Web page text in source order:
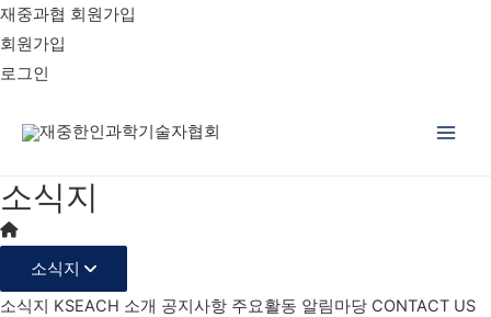
재중과협 회원가입
회원가입
로그인
소식지
소식지
소식지 KSEACH 소개 공지사항 주요활동 알림마당 CONTACT US